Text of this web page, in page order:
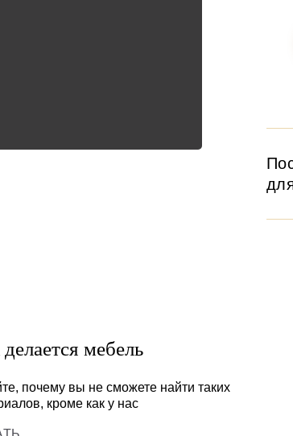
мебель
почему вы не сможете найти таких
кроме как у нас